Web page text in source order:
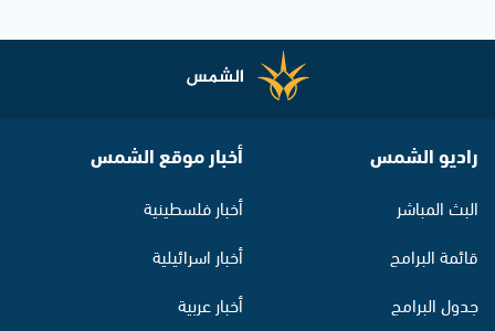
راديو الشمس
البث المباشر
قائمة البرامج
جدول البرامج
أخبار موقع الشمس
أخبار فلسطينية
أخبار اسرائيلية
أخبار عربية